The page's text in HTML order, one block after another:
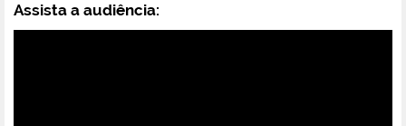
Assista a audiência: